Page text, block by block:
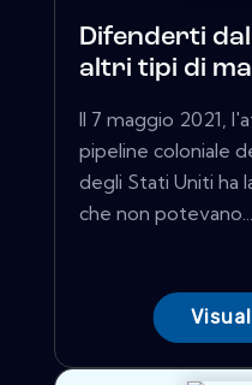
Difenderti
altri tipi di
Il 7 maggio 2021,
pipeline coloniale
degli Stati Uniti ha
che non potevano...